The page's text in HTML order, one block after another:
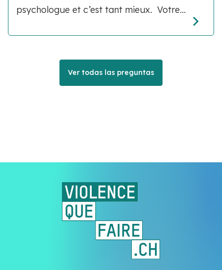
psychologue et c’est tant mieux. Votre...
Ver todas las preguntas